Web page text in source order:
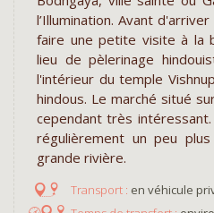
l’Illumination. Avant
faire une petite visite à la
lieu de pèlerinage
l'intérieur du temple
hindous. Le marché situé
cependant très
régulièrement un peu
grande rivière.
en véhicule